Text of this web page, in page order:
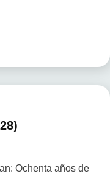
Ochenta años de